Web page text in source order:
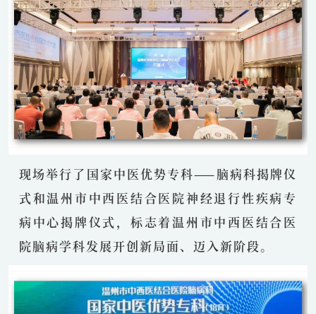
现场举行了 国家中医优势专科——脑病科揭牌仪
式和温州市中西医结合医院神经退行性疾病专
病中心揭牌仪式 ，标志着温州市中西医结合医
院脑病学科发展开创新局面、迈入新阶段。